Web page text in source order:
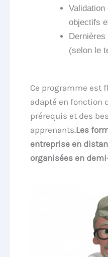
Validation
objectifs
(selon le
Ce programme est
adapté en fonction
prérequis et des
apprenants.Les
entreprise en
organisées en